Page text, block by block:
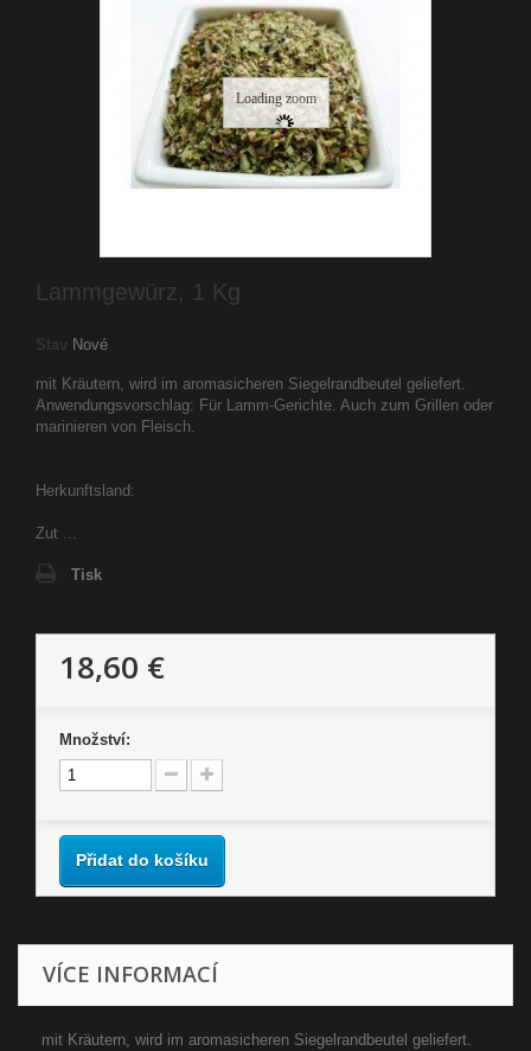
Loading zoom
Lammgewürz, 1 Kg
Stav Nové
mit Kräutern, wird im aromasicheren Siegelrandbeutel geliefert.
Anwendungsvorschlag: Für Lamm-Gerichte. Auch zum Grillen oder
marinieren von Fleisch.
Herkunftsland:
Zut ...
Tisk
18,60 €
Množství:
Přidat do košíku
VÍCE INFORMACÍ
mit Kräutern, wird im aromasicheren Siegelrandbeutel geliefert.